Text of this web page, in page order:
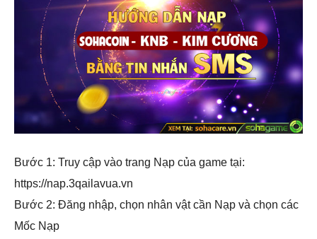
Bước 1: Truy cập vào trang Nạp của game tại:
https://nap.3qailavua.vn
Bước 2: Đăng nhập, chọn nhân vật cần Nạp và chọn các
Mốc Nạp